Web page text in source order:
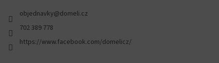
objednavky@domeli.cz
702 389 778
https://www.facebook.com/domelicz/